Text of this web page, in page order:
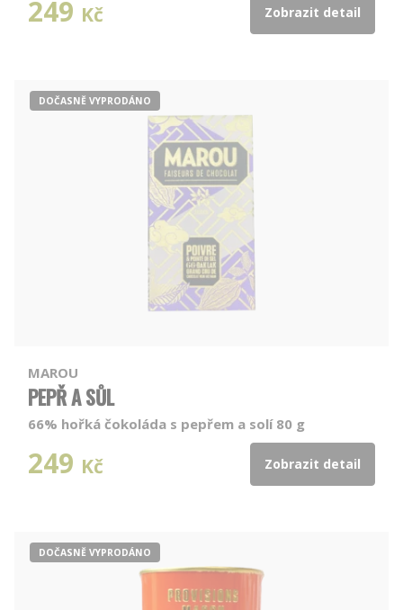
249 Kč Zobrazit detail
DOČASNĚ VYPRODÁNO
MAROU
PEPŘ A SŮL
66% hořká čokoláda s pepřem a solí 80 g
249 Kč Zobrazit detail
DOČASNĚ VYPRODÁNO